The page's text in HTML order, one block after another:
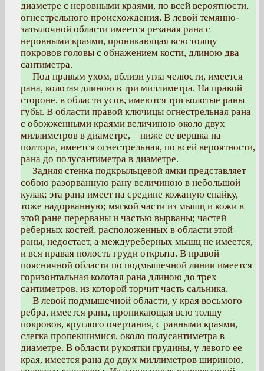
диаметре с неровными краями, по всей вероятности,
огнестрельного происхождения. В левой темянно-
затылочной области имеется резаная рана с
неровными краями, проникающая всю толщу
покровов головы с обнажением кости, длиною два
сантиметра.
Под правым ухом, вблизи угла челюсти, имеется
рана, колотая длиною в три миллиметра. На правой
стороне, в области усов, имеются три колотые раны
губы. В области правой ключицы огнестрельная рана
с обожженными краями величиною около двух
миллиметров в диаметре, – ниже ее вершка на
полтора, имеется огнестрельная, по всей вероятности,
рана до полусантиметра в диаметре.
Задняя стенка подкрыльцевой ямки представляет
собою разорванную рану величиною в небольшой
кулак; эта рана имеет на средине кожаную спайку,
тоже надорванную; мягкой части из мышц и кожи в
этой ране перерваны и частью вырваны; частей
реберных костей, расположенных в области этой
раны, недостает, а междуреберных мышц не имеется,
и вся правая полость груди открыта. В правой
поясничной области по подмышечной линии имеется
горизонтальная колотая рана длиною до трех
сантиметров, из которой торчит часть сальника.
В левой подмышечной области, у края восьмого
ребра, имеется рана, проникающая всю толщу
покровов, круглого очертания, с равными краями,
слегка пропекшимися, около полусантиметра в
диаметре. В области рукоятки грудины, у левого ее
края, имеется рана до двух миллиметров шириною,